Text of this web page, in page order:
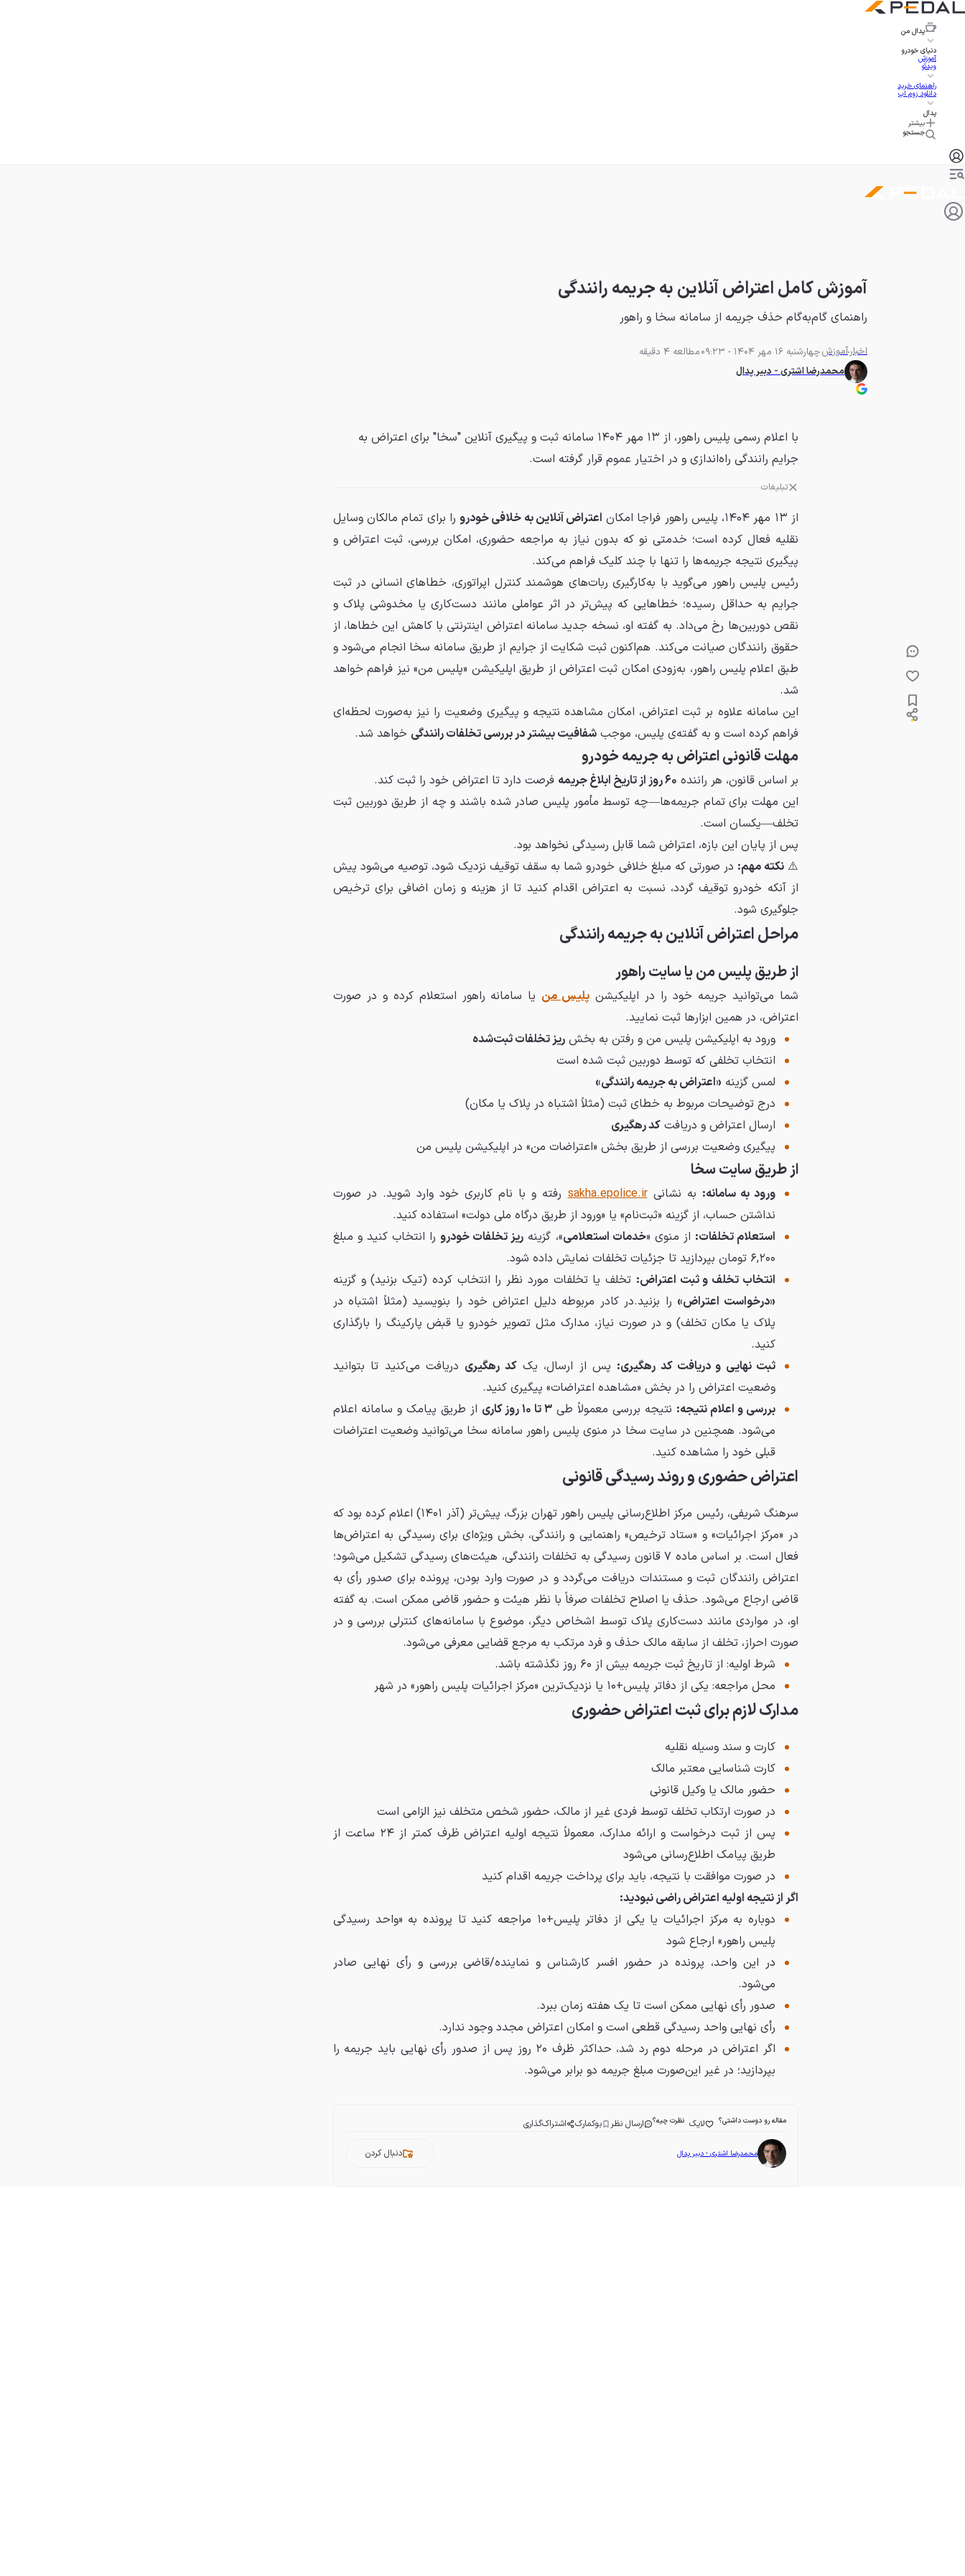
پدال من
دنیای خودرو
آموزش
ویدئو
راهنمای خرید
دانلود زوم اپ
پدال
بیشتر
جستجو
آموزش کامل اعتراض آنلاین به جریمه رانندگی
راهنمای گام‌به‌گام حذف جریمه از سامانه سخا و راهور
اخبارآموزشچهارشنبه 16 مهر 1404 - 09:23
مطالعه 4 دقیقه
محمدرضا اشتری - دبیر پدال
با اعلام رسمی پلیس راهور، از ۱۳ مهر ۱۴۰۴ سامانه ثبت و پیگیری آنلاین "سخا" برای اعتراض به
جرایم رانندگی راه‌اندازی و در اختیار عموم قرار گرفته است.
تبلیغات
از ۱۳ مهر ۱۴۰۴، پلیس راهور فراجا امکان اعتراض آنلاین به خلافی خودرورا برای تمام مالکان وسایل
نقلیه فعال کرده است؛ خدمتی نو که بدون نیاز به مراجعه حضوری، امکان بررسی، ثبت اعتراض و
پیگیری نتیجه جریمه‌ها را تنها با چند کلیک فراهم می‌کند.
رئیس پلیس راهور می‌گوید با به‌کارگیری ربات‌های هوشمند کنترل اپراتوری، خطاهای انسانی در ثبت
جرایم به حداقل رسیده؛ خطاهایی که پیش‌تر در اثر عواملی مانند دست‌کاری یا مخدوشی پلاک و
نقص دوربین‌ها رخ می‌داد. به گفته او، نسخه جدید سامانه اعتراض اینترنتی با کاهش این خطاها، از
حقوق رانندگان صیانت می‌کند. هم‌اکنون ثبت شکایت از جرایم از طریق سامانه سخا انجام می‌شود و
طبق اعلام پلیس راهور، به‌زودی امکان ثبت اعتراض از طریق اپلیکیشن «پلیس من» نیز فراهم خواهد
شد.
این سامانه علاوه بر ثبت اعتراض، امکان مشاهده نتیجه و پیگیری وضعیت را نیز به‌صورت لحظه‌ای
فراهم کرده است و به گفته‌ی پلیس، موجبشفافیت بیشتر در بررسی تخلفات رانندگی خواهد شد.
مهلت قانونی اعتراض به جریمه خودرو
بر اساس قانون، هر راننده ۶۰ روز از تاریخ ابلاغ جریمه
فرصت دارد تا اعتراض خود را ثبت کند.
این مهلت برای تمام جریمه‌ها—چه توسط مأمور پلیس صادر شده باشند و چه از طریق دوربین ثبت
تخلف—یکسان است.
پس از پایان این بازه، اعتراض شما قابل رسیدگی نخواهد بود.
⚠️نکته مهم: در صورتی که مبلغ خلافی خودرو شما به سقف توقیف نزدیک شود، توصیه می‌شود پیش
از آنکه خودرو توقیف گردد، نسبت به اعتراض اقدام کنید تا از هزینه و زمان اضافی برای ترخیص
جلوگیری شود.
مراحل اعتراض آنلاین به جریمه رانندگی
از طریق پلیس من یا سایت راهور
شما می‌توانید جریمه خود را در اپلیکیشنپلیس من یا سامانه راهور استعلام کرده و در صورت
اعتراض، در همین ابزارها ثبت نمایید.
ورود به اپلیکیشن پلیس من و رفتن به بخشریز تخلفات ثبت‌شده
انتخاب تخلفی که توسط دوربین ثبت شده است
لمس گزینه «اعتراض به جریمه رانندگی»
درج توضیحات مربوط به خطای ثبت (مثلاً اشتباه در پلاک یا مکان)
ارسال اعتراض و دریافتکد رهگیری
پیگیری وضعیت بررسی از طریق بخش «اعتراضات من» در اپلیکیشن پلیس من
از طریق سایت سخا
ورود به سامانه: به نشانیsakha.epolice.irرفته و با نام کاربری خود وارد شوید. در صورت
نداشتن حساب، از گزینه «ثبت‌نام» یا «ورود از طریق درگاه ملی دولت» استفاده کنید.
استعلام تخلفات: از منوی «خدمات استعلامی»، گزینه ریز تخلفات خودرورا انتخاب کنید و مبلغ
۶,۲۰۰ تومان بپردازید تا جزئیات تخلفات نمایش داده شود.
انتخاب تخلف و ثبت اعتراض: تخلف یا تخلفات مورد نظر را انتخاب کرده (تیک بزنید) و گزینه
«درخواست اعتراض» را بزنید.در کادر مربوطه دلیل اعتراض خود را بنویسید (مثلاً اشتباه در
پلاک یا مکان تخلف) و در صورت نیاز، مدارک مثل تصویر خودرو یا قبض پارکینگ را بارگذاری
کنید.
ثبت نهایی و دریافت کد رهگیری: پس از ارسال، یککد رهگیری دریافت می‌کنید تا بتوانید
وضعیت اعتراض را در بخش «مشاهده اعتراضات» پیگیری کنید.
بررسی و اعلام نتیجه: نتیجه بررسی معمولاً طی ۳ تا ۱۰ روز کاری
از طریق پیامک و سامانه اعلام
می‌شود. همچنین در سایت سخا در منوی پلیس راهور سامانه سخا می‌توانید وضعیت اعتراضات
قبلی خود را مشاهده کنید.
اعتراض حضوری و روند رسیدگی قانونی
سرهنگ شریفی، رئیس مرکز اطلاع‌رسانی پلیس راهور تهران بزرگ، پیش‌تر (آذر ۱۴۰۱) اعلام کرده بود که
در «مرکز اجرائیات» و «ستاد ترخیص» راهنمایی و رانندگی، بخش ویژه‌ای برای رسیدگی به اعتراض‌ها
فعال است. بر اساس ماده ۷ قانون رسیدگی به تخلفات رانندگی، هیئت‌های رسیدگی تشکیل می‌شود؛
اعتراض رانندگان ثبت و مستندات دریافت می‌گردد و در صورت وارد بودن، پرونده برای صدور رأی به
قاضی ارجاع می‌شود. حذف یا اصلاح تخلفات صرفاً با نظر هیئت و حضور قاضی ممکن است. به گفته
او، در مواردی مانند دست‌کاری پلاک توسط اشخاص دیگر، موضوع با سامانه‌های کنترلی بررسی و در
صورت احراز، تخلف از سابقه مالک حذف و فرد مرتکب به مرجع قضایی معرفی می‌شود.
شرط اولیه: از تاریخ ثبت جریمه بیش از ۶۰ روز نگذشته باشد.
محل مراجعه: یکی از دفاتر پلیس+۱۰ یا نزدیک‌ترین «مرکز اجرائیات پلیس راهور» در شهر
مدارک لازم برای ثبت اعتراض حضوری
کارت و سند وسیله نقلیه
کارت شناسایی معتبر مالک
حضور مالک یا وکیل قانونی
در صورت ارتکاب تخلف توسط فردی غیر از مالک، حضور شخص متخلف نیز الزامی است
پس از ثبت درخواست و ارائه مدارک، معمولاً نتیجه اولیه اعتراض ظرف کمتر از ۲۴ ساعت از
طریق پیامک اطلاع‌رسانی می‌شود
در صورت موافقت با نتیجه، باید برای پرداخت جریمه اقدام کنید
اگر از نتیجه اولیه اعتراض راضی نبودید:
دوباره به مرکز اجرائیات یا یکی از دفاتر پلیس+۱۰ مراجعه کنید تا پرونده به «واحد رسیدگی
پلیس راهور» ارجاع شود
در این واحد، پرونده در حضور افسر کارشناس و نماینده/قاضی بررسی و رأی نهایی صادر
می‌شود.
صدور رأی نهایی ممکن است تا یک هفته زمان ببرد.
رأی نهایی واحد رسیدگی قطعی است و امکان اعتراض مجدد وجود ندارد.
اگر اعتراض در مرحله دوم رد شد، حداکثر ظرف ۲۰ روز پس از صدور رأی نهایی باید جریمه را
بپردازید؛ در غیر این‌صورت مبلغ جریمه دو برابر می‌شود.
مقاله رو دوست داشتی؟ لایک نظرت چیه؟ ارسال نظر بوکمارک اشتراک‌گذاری
محمدرضا اشتری - دبیر پدال دنبال کردن